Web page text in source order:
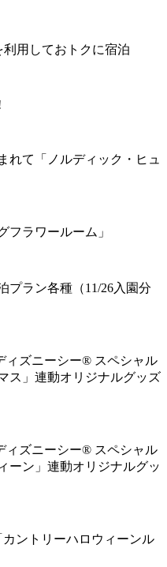
用しておトクに宿泊
れて「ノルディック・ヒュ
フラワールーム」
プラン各種（11/26入園分
ィズニーシー® スペシャル
ス」連動オリジナルグッズ
ィズニーシー® スペシャル
ーン」連動オリジナルグッ
ントリーハロウィーンル